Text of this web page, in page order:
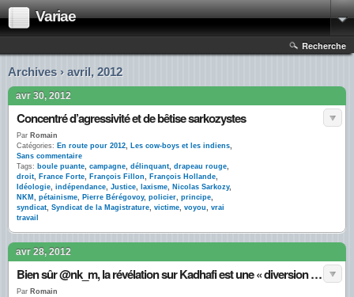
Variae
Recherche
Archives › avril, 2012
avr 30, 2012
Concentré d’agressivité et de bêtise sarkozystes
Par Romain
Catégories: En route pour 2012, Les cow-boys et les indiens,
Sans commentaire
Tags: boule puante, campagne, délinquant, drapeau rouge,
droit, France Forte, François Fillon, François Hollande,
Idéologie, indépendance, Justice, laxisme, Nicolas Sarkozy,
NKM , pétainisme, Pierre Bérégovoy, policier, principe,
syndicat, Syndicat de la Magistrature, victime, voyou, vrai
travail
avr 28, 2012
Bien sûr @nk_m, la révélation sur Kadhafi est une « diversion » de la gauche !
Par Romain